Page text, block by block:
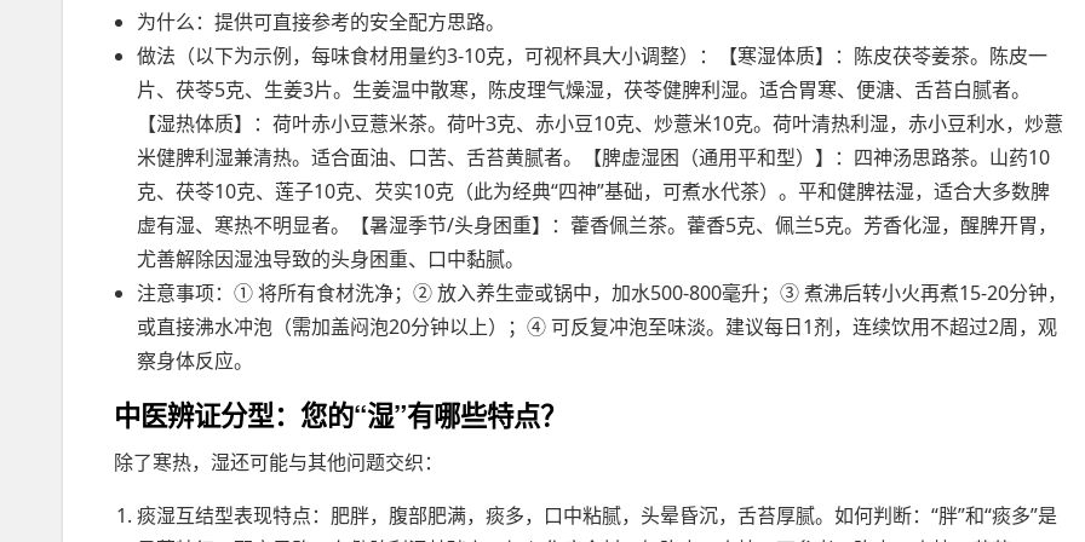
为什么：提供可直接参考的安全配方思路。
做法（以下为示例，每味食材用量约3-10克，可视杯具大小调整）：【寒湿体质】：陈皮茯苓姜茶。陈皮一
片、茯苓5克、生姜3片。生姜温中散寒，陈皮理气燥湿，茯苓健脾利湿。适合胃寒、便溏、舌苔白腻者。
【湿热体质】：荷叶赤小豆薏米茶。荷叶3克、赤小豆10克、炒薏米10克。荷叶清热利湿，赤小豆利水，炒薏
米健脾利湿兼清热。适合面油、口苦、舌苔黄腻者。【脾虚湿困（通用平和型）】：四神汤思路茶。山药10
克、茯苓10克、莲子10克、芡实10克（此为经典“四神”基础，可煮水代茶）。平和健脾祛湿，适合大多数脾
虚有湿、寒热不明显者。【暑湿季节/头身困重】：藿香佩兰茶。藿香5克、佩兰5克。芳香化湿，醒脾开胃，
尤善解除因湿浊导致的头身困重、口中黏腻。
注意事项：① 将所有食材洗净；② 放入养生壶或锅中，加水500-800毫升；③ 煮沸后转小火再煮15-20分钟，
或直接沸水冲泡（需加盖闷泡20分钟以上）；④ 可反复冲泡至味淡。建议每日1剂，连续饮用不超过2周，观
察身体反应。
中医辨证分型：您的“湿”有哪些特点？
除了寒热，湿还可能与其他问题交织：
痰湿互结型表现特点：肥胖，腹部肥满，痰多，口中粘腻，头晕昏沉，舌苔厚腻。如何判断：“胖”和“痰多”是